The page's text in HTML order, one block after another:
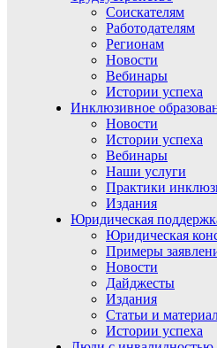
Соискателям
Работодателям
Регионам
Новости
Вебинары
Истории успеха
Инклюзивное
Новости
Истории успеха
Вебинары
Наши услуги
Практики
Издания
Юридическая
Юридическая
Примеры
Новости
Дайджесты
Издания
Статьи и
Истории успеха